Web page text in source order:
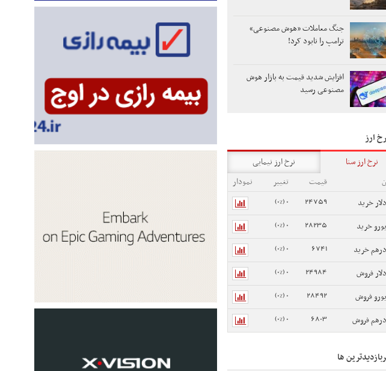
جنگ معاملات «هوش مصنوعی»
ترامپ را نابود کرد!
افزایش شدید قیمت به بازار هوش
مصنوعی رسید
ارز
نرخ ارز سنا
نرخ ارز نیمایی
قیمت تغییر
نمودار
دلار خرید
24759
0 (0%)
یورو خرید 28235
0 (0%)
درهم خرید 6741
0 (0%)
دلار فروش 24984
0 (0%)
یورو فروش 28492
0 (0%)
درهم فروش 6803
0 (0%)
ها